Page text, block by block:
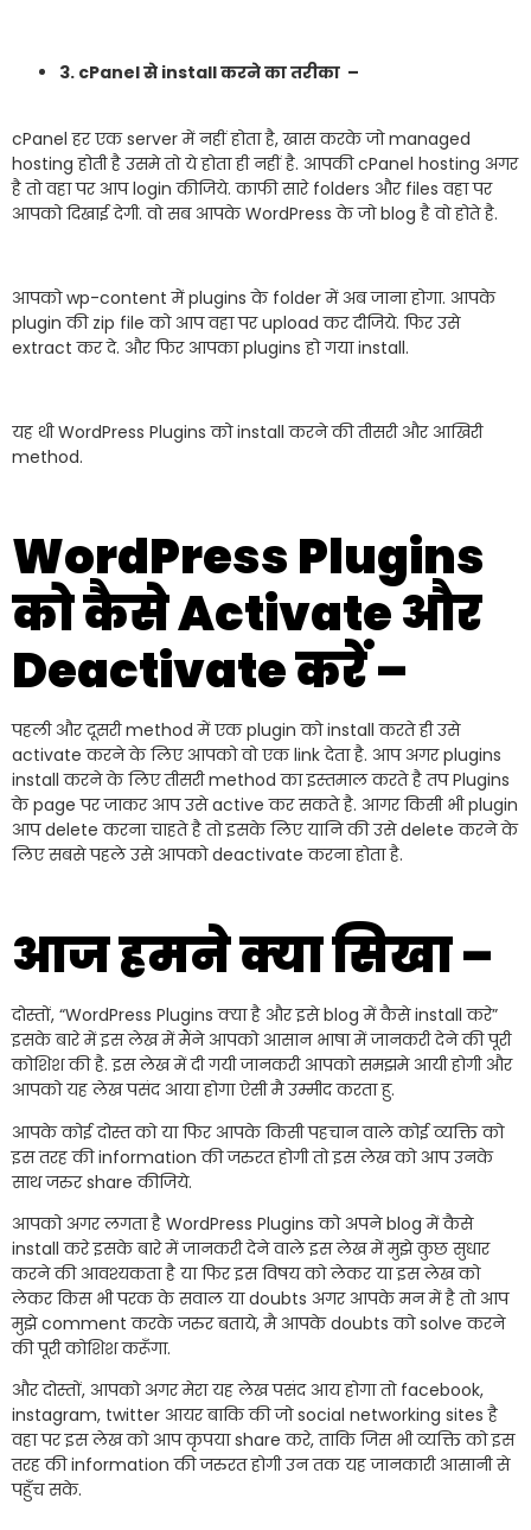
3. cPanel से install करने का तरीका –
cPanel हर एक server में नहीं होता है, खास करके जो managed
hosting होती है उसमे तो ये होता ही नहीं है. आपकी cPanel hosting अगर
है तो वहा पर आप login कीजिये. काफी सारे folders और files वहा पर
आपको दिखाई देगी. वो सब आपके WordPress के जो blog है वो होते है.
आपको wp-content में plugins के folder में अब जाना होगा. आपके
plugin की zip file को आप वहा पर upload कर दीजिये. फिर उसे
extract कर दे. और फिर आपका plugins हो गया install.
यह थी WordPress Plugins को install करने की तीसरी और आखिरी
method.
WordPress Plugins
को कैसे Activate और
Deactivate करें –
पहली और दूसरी method में एक plugin को install करते ही उसे
activate करने के लिए आपको वो एक link देता है. आप अगर plugins
install करने के लिए तीसरी method का इस्तमाल करते है तप Plugins
के page पर जाकर आप उसे active कर सकते है. आगर किसी भी plugin
आप delete करना चाहते है तो इसके लिए यानि की उसे delete करने के
लिए सबसे पहले उसे आपको deactivate करना होता है.
आज हमने क्या सिखा –
दोस्तों, “WordPress Plugins क्या है और इसे blog में कैसे install करे”
इसके बारे में इस लेख में मैंने आपको आसान भाषा में जानकरी देने की पूरी
कोशिश की है. इस लेख में दी गयी जानकरी आपको समझमे आयी होगी और
आपको यह लेख पसंद आया होगा ऐसी मै उम्मीद करता हु.
आपके कोई दोस्त को या फिर आपके किसी पहचान वाले कोई व्यक्ति को
इस तरह की information की जरुरत होगी तो इस लेख को आप उनके
साथ जरुर share कीजिये.
आपको अगर लगता है WordPress Plugins को अपने blog में कैसे
install करे इसके बारे में जानकरी देने वाले इस लेख में मुझे कुछ सुधार
करने की आवश्यकता है या फिर इस विषय को लेकर या इस लेख को
लेकर किस भी परक के सवाल या doubts अगर आपके मन में है तो आप
मुझे comment करके जरुर बताये, मै आपके doubts को solve करने
की पूरी कोशिश करूँगा.
और दोस्तों, आपको अगर मेरा यह लेख पसंद आय होगा तो facebook,
instagram, twitter आयर बाकि की जो social networking sites है
वहा पर इस लेख को आप कृपया share करे, ताकि जिस भी व्यक्ति को इस
तरह की information की जरुरत होगी उन तक यह जानकारी आसानी से
पहुँच सके.